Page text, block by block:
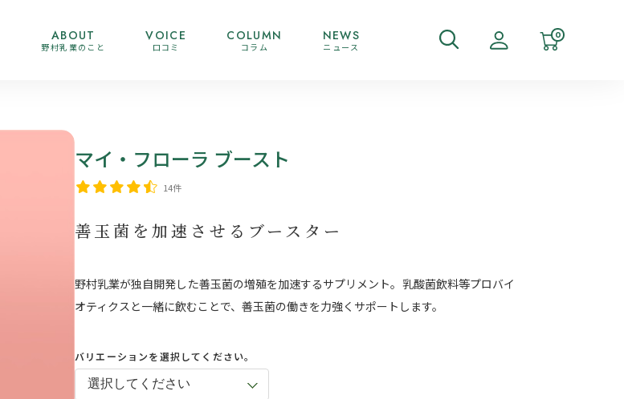
ABOUT
野村乳業のこと
VOICE
口コミ
COLUMN
コラム
NEWS
ニュース
0
マイ・フローラ ブースト
14件
善玉菌を加速させるブースター
野村乳業が独自開発した善玉菌の増殖を加速するサプリメント。乳酸菌飲料等プロバイ
オティクスと一緒に飲むことで、善玉菌の働きを力強くサポートします。
バリエーションを選択してください。